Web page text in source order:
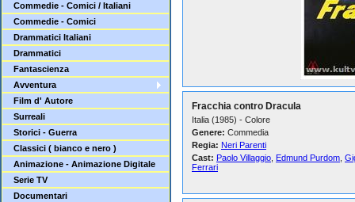
Commedie - Comici / Italiani
Commedie - Comici
Drammatici Italiani
Drammatici
Fantascienza
Avventura
Film d' Autore
Surreali
Storici - Guerra
Classici ( bianco e nero )
Animazione - Animazione Digitale
Serie TV
Documentari
Fracchia contro Dracula
Italia (1985) - Colore
Genere: Commedia
Regia: Neri Parenti
Cast: Paolo Villaggio Edmund Purdom
Ferrari